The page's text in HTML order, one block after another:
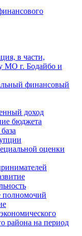
в части,
МО г. Бодайбо и
финансовый
доход
бюджета
оценки
полномочий
района на период